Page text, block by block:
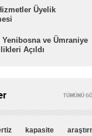
Üyelik
Yenibosna ve Ümraniye
Açıldı
TÜMÜNÜ
kapasite